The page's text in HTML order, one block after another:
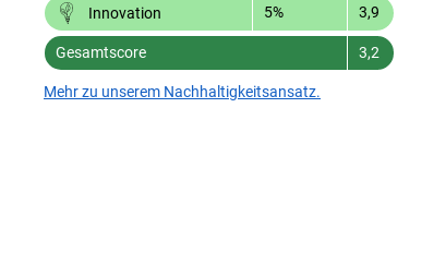
Innovation 5% 3,9
Gesamtscore 3,2
Mehr zu unserem Nachhaltigkeitsansatz.